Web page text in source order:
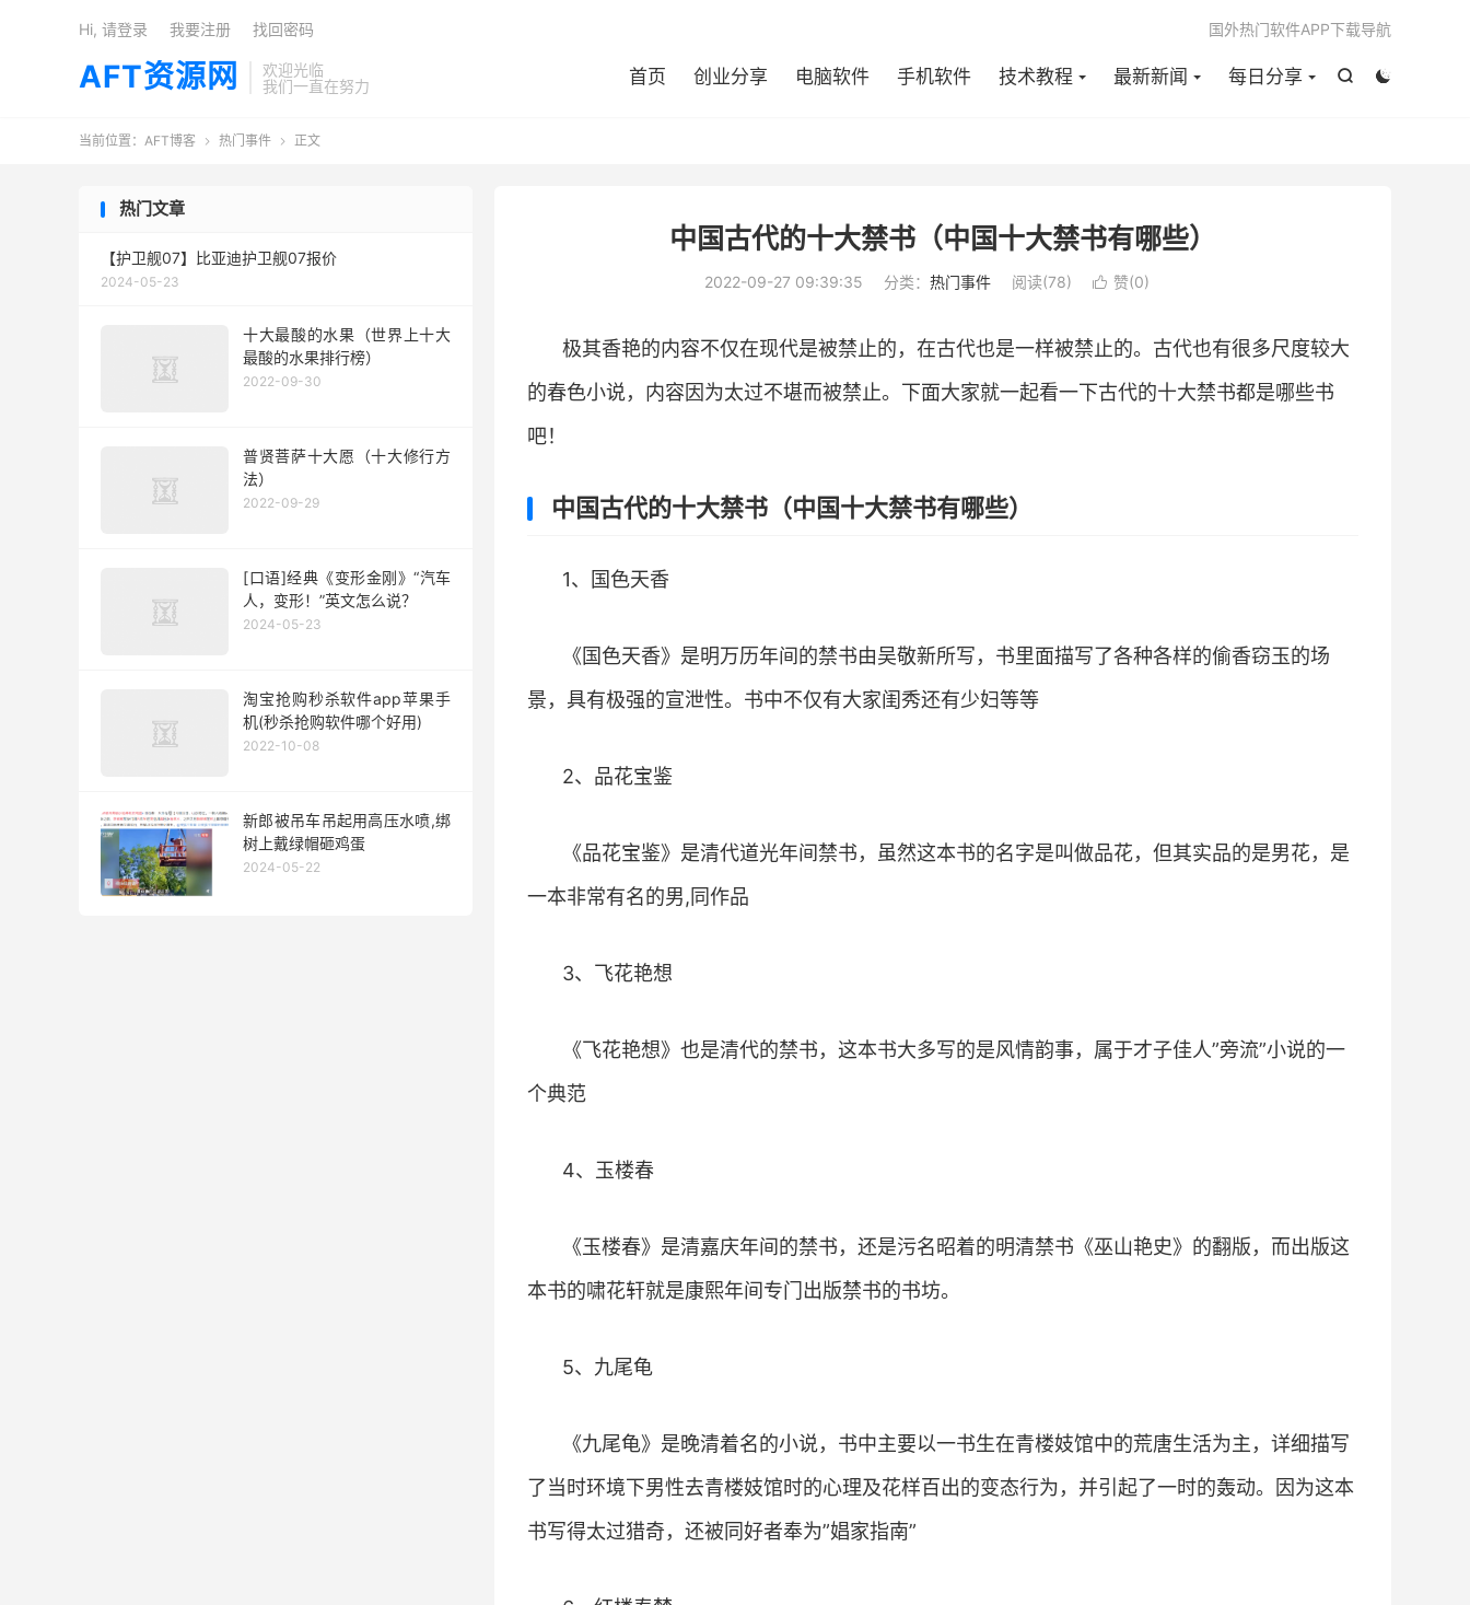
AFT资源网
欢迎光临
我们一直在努力


首页 创业分享 电脑软件 手机软件 技术教程 最新新闻 每日分享
国外热门软件APP下载导航
Hi, 请登录 我要注册 找回密码
当前位置： AFT博客  热门事件  正文
中国古代的十大禁书（中国十大禁书有哪些）
2022-09-27 09:39:35 分类： 热门事件 阅读(78)  赞(0)
极其香艳的内容不仅在现代是被禁止的，在古代也是一样被禁止的。古代也有很多尺度较大
的春色小说，内容因为太过不堪而被禁止。下面大家就一起看一下古代的十大禁书都是哪些书
吧！
中国古代的十大禁书（中国十大禁书有哪些）
1、国色天香
《国色天香》是明万历年间的禁书由吴敬新所写，书里面描写了各种各样的偷香窃玉的场
景，具有极强的宣泄性。书中不仅有大家闺秀还有少妇等等
2、品花宝鉴
《品花宝鉴》是清代道光年间禁书，虽然这本书的名字是叫做品花，但其实品的是男花，是
一本非常有名的男,同作品
3、飞花艳想
《飞花艳想》也是清代的禁书，这本书大多写的是风情韵事，属于才子佳人”旁流”小说的一
个典范
4、玉楼春
《玉楼春》是清嘉庆年间的禁书，还是污名昭着的明清禁书《巫山艳史》的翻版，而出版这
本书的啸花轩就是康熙年间专门出版禁书的书坊。
5、九尾龟
《九尾龟》是晚清着名的小说，书中主要以一书生在青楼妓馆中的荒唐生活为主，详细描写
了当时环境下男性去青楼妓馆时的心理及花样百出的变态行为，并引起了一时的轰动。因为这本
书写得太过猎奇，还被同好者奉为”娼家指南”
热门文章
【护卫舰07】比亚迪护卫舰07报价
2024-05-23
十大最酸的水果（世界上十大
最酸的水果排行榜）
2022-09-30
普贤菩萨十大愿（十大修行方
法）
2022-09-29
[口语]经典《变形金刚》“汽车
人，变形！”英文怎么说？
2024-05-23
淘宝抢购秒杀软件app苹果手
机(秒杀抢购软件哪个好用)
2022-10-08
新郎被吊车吊起用高压水喷,绑
树上戴绿帽砸鸡蛋
2024-05-22